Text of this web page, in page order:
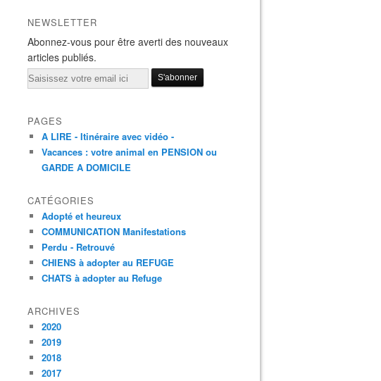
NEWSLETTER
Abonnez-vous pour être averti des nouveaux
articles publiés.
Email
PAGES
A LIRE - Itinéraire avec vidéo -
Vacances : votre animal en PENSION ou
GARDE A DOMICILE
CATÉGORIES
Adopté et heureux
COMMUNICATION Manifestations
Perdu - Retrouvé
CHIENS à adopter au REFUGE
CHATS à adopter au Refuge
ARCHIVES
2020
2019
2018
2017